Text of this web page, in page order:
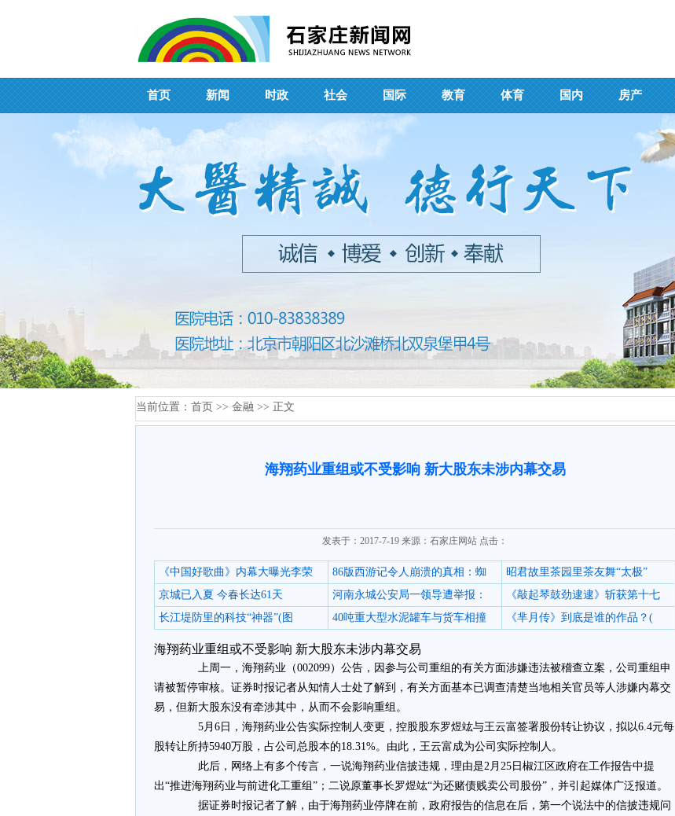
首页 新闻 时政 社会 国际 教育 体育 国内 房产
当前位置： 首页 >> 金融 >> 正文
海翔药业重组或不受影响 新大股东未涉内幕交易
发表于：2017-7-19 来源：石家庄网站 点击：
《中国好歌曲》内幕大曝光李荣 86版西游记令人崩溃的真相：蜘
昭君故里茶园里茶友舞“太极”
京城已入夏 今春长达61天
河南永城公安局一领导遭举报：
《敲起琴鼓劲逮逮》斩获第十七
长江堤防里的科技“神器”(图
40吨重大型水泥罐车与货车相撞 《芈月传》到底是谁的作品？(
海翔药业重组或不受影响 新大股东未涉内幕交易
上周一，海翔药业（002099）公告，因参与公司重组的有关方面涉嫌违法被稽查立案，公司重组申
请被暂停审核。证券时报记者从知情人士处了解到，有关方面基本已调查清楚当地相关官员等人涉嫌内幕交
易，但新大股东没有牵涉其中，从而不会影响重组。
5月6日，海翔药业公告实际控制人变更，控股股东罗煜竑与王云富签署股份转让协议，拟以6.4元每
股转让所持5940万股，占公司总股本的18.31%。由此，王云富成为公司实际控制人。
此后，网络上有多个传言，一说海翔药业信披违规，理由是2月25日椒江区政府在工作报告中提
出“推进海翔药业与前进化工重组”；二说原董事长罗煜竑“为还赌债贱卖公司股份”，并引起媒体广泛报道。
据证券时报记者了解，由于海翔药业停牌在前，政府报告的信息在后，第一个说法中的信披违规问